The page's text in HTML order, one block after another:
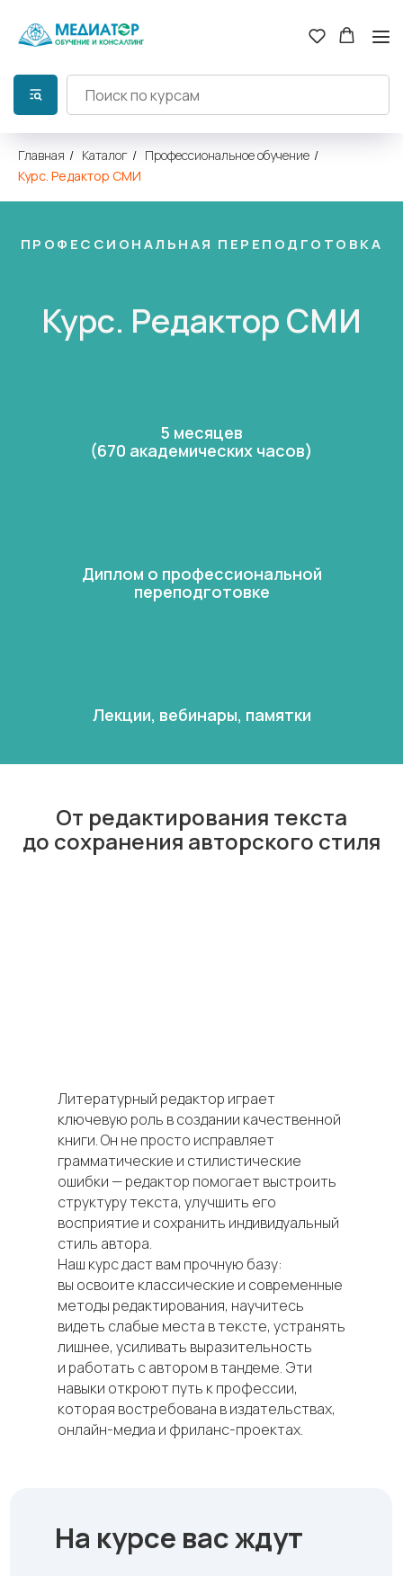
Главная / Каталог / Профессиональное обучение /
Курс. Редактор СМИ
ПРОФЕССИОНАЛЬНАЯ ПЕРЕПОДГОТОВКА
Курс. Редактор СМИ
5 месяцев
(670 академических часов)
Диплом о профессиональной
переподготовке
Лекции, вебинары, памятки
От редактирования текста
до сохранения авторского стиля
Литературный редактор играет
ключевую роль в создании качественной
книги. Он не просто исправляет
грамматические и стилистические
ошибки — редактор помогает выстроить
структуру текста, улучшить его
восприятие и сохранить индивидуальный
стиль автора.
Наш курс даст вам прочную базу:
вы освоите классические и современные
методы редактирования, научитесь
видеть слабые места в тексте, устранять
лишнее, усиливать выразительность
и работать с автором в тандеме. Эти
навыки откроют путь к профессии,
которая востребована в издательствах,
онлайн-медиа и фриланс-проектах.
На курсе вас ждут